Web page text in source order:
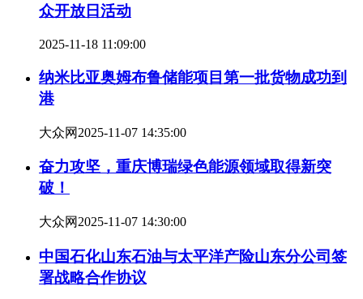
众开放日活动
2025-11-18 11:09:00
纳米比亚奥姆布鲁储能项目第一批货物成功到
港
大众网 2025-11-07 14:35:00
奋力攻坚，重庆博瑞绿色能源领域取得新突
破！
大众网 2025-11-07 14:30:00
中国石化山东石油与太平洋产险山东分公司签
署战略合作协议